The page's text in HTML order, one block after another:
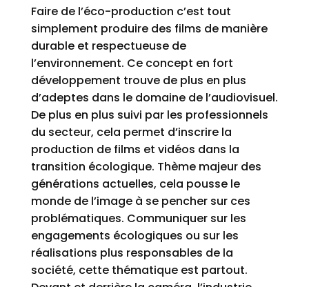
Faire de l’éco-production c’est tout
simplement produire des films de manière
durable et respectueuse de
l’environnement. Ce concept en fort
développement trouve de plus en plus
d’adeptes dans le domaine de l’audiovisuel.
De plus en plus suivi par les professionnels
du secteur, cela permet d’inscrire la
production de films et vidéos dans la
transition écologique. Thème majeur des
générations actuelles, cela pousse le
monde de l’image à se pencher sur ces
problématiques. Communiquer sur les
engagements écologiques ou sur les
réalisations plus responsables de la
société, cette thématique est partout.